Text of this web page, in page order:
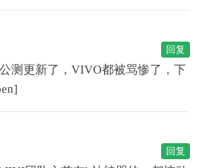
回复
测更新了，VIVO都被骂惨了，下
回复